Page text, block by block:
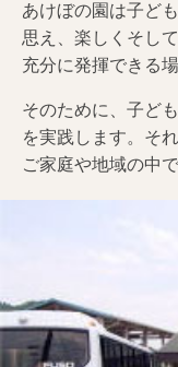
あけぼの園は子ど
思え、楽しくそし
充分に発揮できる
そのために、子ど
を実践します。そ
ご家庭や地域の中